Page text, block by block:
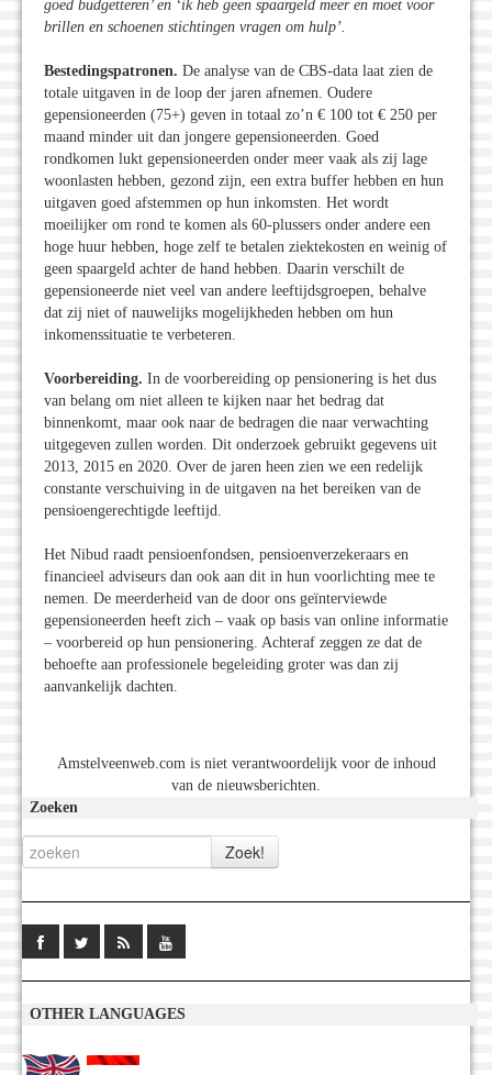
goed budgetteren’ en ‘ik heb geen spaargeld meer en moet voor
brillen en schoenen stichtingen vragen om hulp’.
Bestedingspatronen. De analyse van de CBS-data laat zien de
totale uitgaven in de loop der jaren afnemen. Oudere
gepensioneerden (75+) geven in totaal zo’n € 100 tot € 250 per
maand minder uit dan jongere gepensioneerden. Goed
rondkomen lukt gepensioneerden onder meer vaak als zij lage
woonlasten hebben, gezond zijn, een extra buffer hebben en hun
uitgaven goed afstemmen op hun inkomsten. Het wordt
moeilijker om rond te komen als 60-plussers onder andere een
hoge huur hebben, hoge zelf te betalen ziektekosten en weinig of
geen spaargeld achter de hand hebben. Daarin verschilt de
gepensioneerde niet veel van andere leeftijdsgroepen, behalve
dat zij niet of nauwelijks mogelijkheden hebben om hun
inkomenssituatie te verbeteren.
Voorbereiding. In de voorbereiding op pensionering is het dus
van belang om niet alleen te kijken naar het bedrag dat
binnenkomt, maar ook naar de bedragen die naar verwachting
uitgegeven zullen worden. Dit onderzoek gebruikt gegevens uit
2013, 2015 en 2020. Over de jaren heen zien we een redelijk
constante verschuiving in de uitgaven na het bereiken van de
pensioengerechtigde leeftijd.
Het Nibud raadt pensioenfondsen, pensioenverzekeraars en
financieel adviseurs dan ook aan dit in hun voorlichting mee te
nemen. De meerderheid van de door ons geïnterviewde
gepensioneerden heeft zich – vaak op basis van online informatie
– voorbereid op hun pensionering. Achteraf zeggen ze dat de
behoefte aan professionele begeleiding groter was dan zij
aanvankelijk dachten.
Amstelveenweb.com is niet verantwoordelijk voor de inhoud
van de nieuwsberichten.
Zoeken
OTHER LANGUAGES